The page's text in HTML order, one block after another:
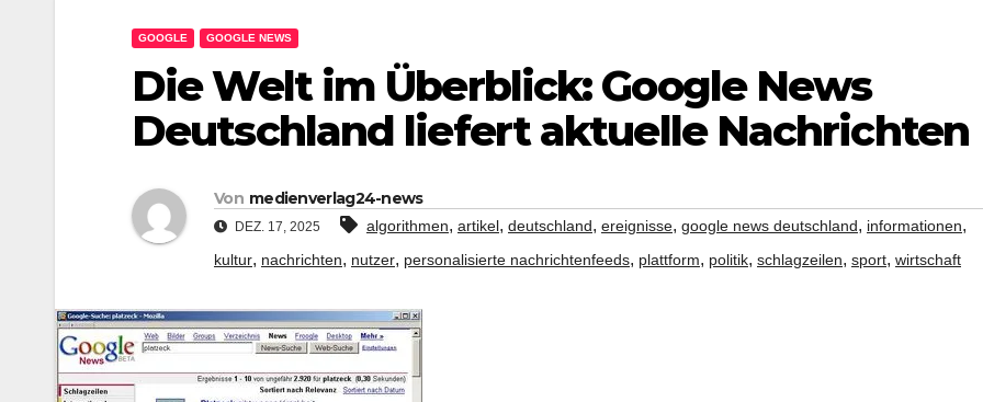
GOOGLE GOOGLE NEWS
Die Welt im Überblick: Google News
Deutschland liefert aktuelle Nachrichten
Von medienverlag24-news
DEZ. 17, 2025 algorithmen, artikel, deutschland, ereignisse, google news deutschland, informationen,
kultur, nachrichten, nutzer, personalisierte nachrichtenfeeds, plattform, politik, schlagzeilen, sport, wirtschaft